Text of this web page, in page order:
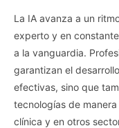
La IA avanza a un
experto y en
a la vanguardia.
garantizan el
efectivas, sino que
tecnologías de
clínica y en otros